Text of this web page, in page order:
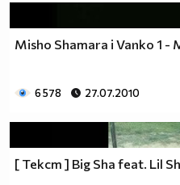
Misho Shamara i Vanko 1 -
6 578 27.07.2010
[ Текст ] Big Sha feat. Lil